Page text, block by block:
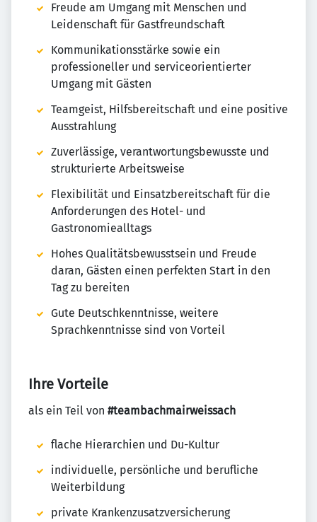
Freude am Umgang mit Menschen und
Leidenschaft für Gastfreundschaft
Kommunikationsstärke sowie ein
professioneller und serviceorientierter
Umgang mit Gästen
Teamgeist, Hilfsbereitschaft und eine positive
Ausstrahlung
Zuverlässige, verantwortungsbewusste und
strukturierte Arbeitsweise
Flexibilität und Einsatzbereitschaft für die
Anforderungen des Hotel- und
Gastronomiealltags
Hohes Qualitätsbewusstsein und Freude
daran, Gästen einen perfekten Start in den
Tag zu bereiten
Gute Deutschkenntnisse, weitere
Sprachkenntnisse sind von Vorteil
Ihre Vorteile
als ein Teil von #teambachmairweissach
flache Hierarchien und Du-Kultur
individuelle, persönliche und berufliche
Weiterbildung
private Krankenzusatzversicherung